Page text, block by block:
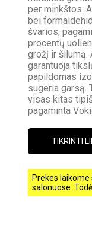
per minkštos.
bei
švarios,
procentų
grožį ir šilumą.
garantuoja
papildomas
sugeria garsą.
visas kitas
pagaminta
TIKRINTI
Prekes
salonuose.